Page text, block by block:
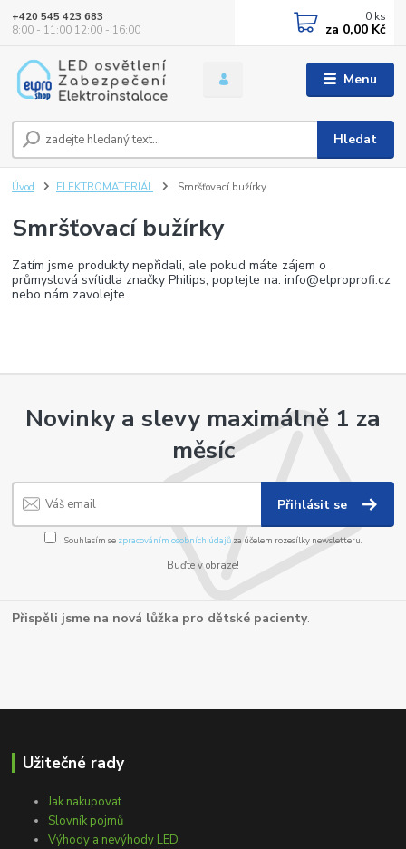
Menu
Hledat
+420 545 423 683
8:00 - 11:00 12:00 - 16:00
0 ks
za 0,00 Kč
Úvod ELEKTROMATERIÁL Smršťovací bužírky
Smršťovací bužírky
Zatím jsme produkty nepřidali, ale pokud máte zájem o
průmyslová svítidla značky Philips, poptejte na: info@elproprofi.cz
nebo nám zavolejte.
Novinky a slevy maximálně 1 za
měsíc
Přihlásit se
Souhlasím se zpracováním osobních údajůza účelem rozesílky newsletteru.
Buďte v obraze!
Přispěli jsme na nová lůžka pro dětské pacienty.
Užitečné rady
Jak nakupovat
Slovník pojmů
Výhody a nevýhody LED